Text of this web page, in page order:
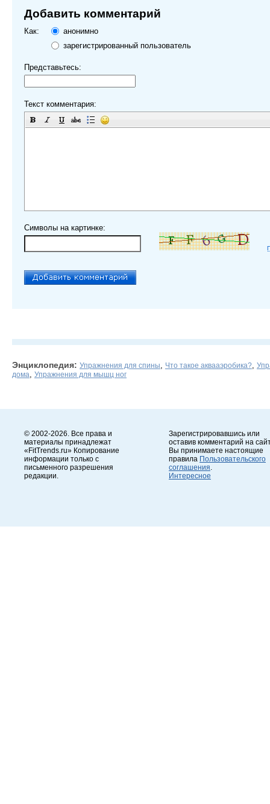
Добавить комментарий
Как:
анонимно
зарегистрированный пользователь
Представьтесь:
Текст комментария:
Символы на картинке:
Энциклопедия: Упражнения для спины Что такое аквааэробика?
дома
Упражнения для мышц ног
© 2002-2026. Все права и
материалы принадлежат
«FitTrends.ru» Копирование
информации только с
письменного разрешения
редакции.
Зарегистрировавшись или
оставив комментарий на
Вы принимаете настоящие
правила Пользовательского
соглашения
Интересное